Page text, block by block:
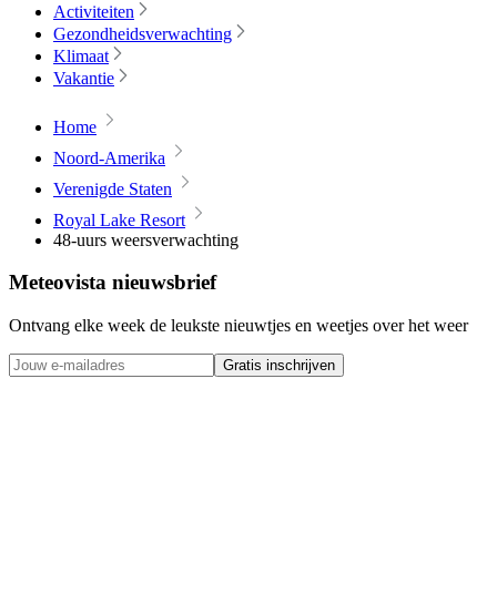
Activiteiten
Gezondheidsverwachting
Klimaat
Vakantie
Home
Noord-Amerika
Verenigde Staten
Royal Lake Resort
48-uurs weersverwachting
Meteovista nieuwsbrief
Ontvang elke week de leukste nieuwtjes en weetjes over het weer
Gratis inschrijven